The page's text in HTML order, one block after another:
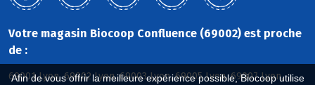
Afin de vous offrir la meilleure expérience possible, Biocoop utilise
Votre magasin Biocoop Confluence (69002) est proche
de :
69001 Lyon, 69002 Lyon, 69003 Lyon, 69005 Lyon, 69007 Lyon,